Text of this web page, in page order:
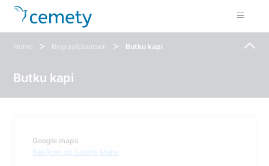
Home > Begraafplaatsen > Butku kapi
Butku kapi
Google maps
Bekijken op Google Maps